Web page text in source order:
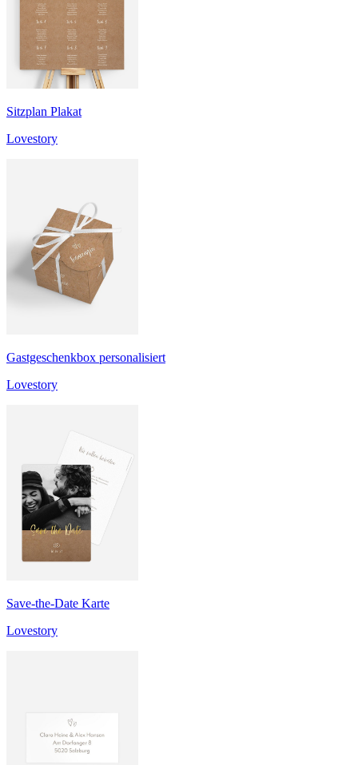
Sitzplan Plakat
Lovestory
Gastgeschenkbox personalisiert
Lovestory
Save-the-Date Karte
Lovestory